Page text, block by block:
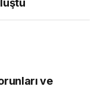
ve